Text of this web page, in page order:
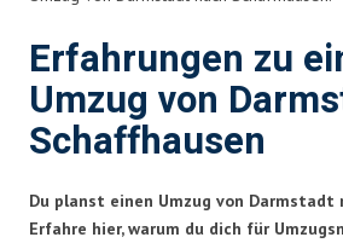
Erfahrungen zu
Umzug von
Schaffhausen
Du planst einen Umzug von Darmstadt
Erfahre hier, warum du dich für